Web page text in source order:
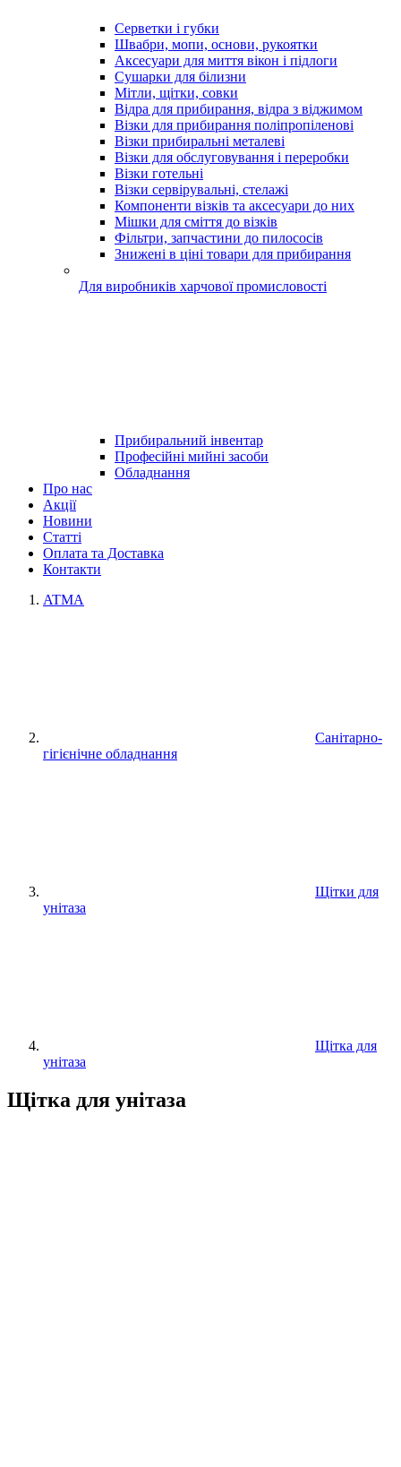
Серветки і губки
Швабри, мопи, основи, рукоятки
Аксесуари для миття вікон і підлоги
Сушарки для білизни
Мітли, щітки, совки
Відра для прибирання, відра з віджимом
Візки для прибирання поліпропіленові
Візки прибиральні металеві
Візки для обслуговування і переробки
Візки готельні
Візки сервірувальні, стелажі
Компоненти візків та аксесуари до них
Мішки для сміття до візків
Фільтри, запчастини до пилососів
Знижені в ціні товари для прибирання
Для виробників харчової промисловості
Прибиральний інвентар
Професійні мийні засоби
Обладнання
Про нас
Акції
Новини
Статті
Оплата та Доставка
Контакти
ATMA
Санітарно-
гігієнічне обладнання
Щітки для
унітаза
Щітка для
унітаза
Щітка для унітаза